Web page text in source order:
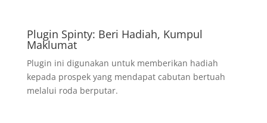
Plugin Spinty: Beri Hadiah, Kumpul
Maklumat
Plugin ini digunakan untuk memberikan hadiah
kepada prospek yang mendapat cabutan bertuah
melalui roda berputar.